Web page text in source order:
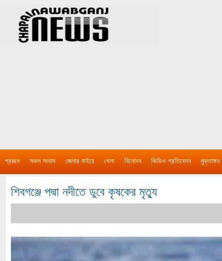
প্রচ্ছদ সকল সংবাদ জেলার বাইরে খেলা বিনোদন ভিডিও প্রতিবেদন মুক্তাঙ্গন
শিবগঞ্জে পদ্মা নদীতে ডুবে কৃষকের মৃত্যু